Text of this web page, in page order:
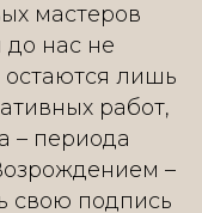
мастеров
нас не
лишь
работ,
– периода
–
свою подпись